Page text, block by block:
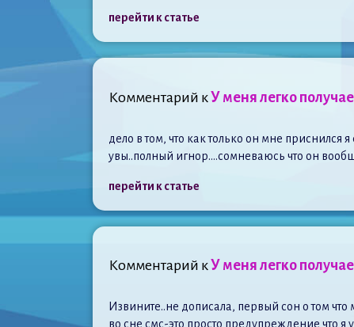
перейти к статье
Комментарий кУ меня легко
дело в том, что как только он мне приснился
увы..полный игнор….сомневаюсь что он
перейти к статье
Комментарий к У меня легко
Извините..не дописала, первый сон о том
во сне смс-это просто предупреждение что я